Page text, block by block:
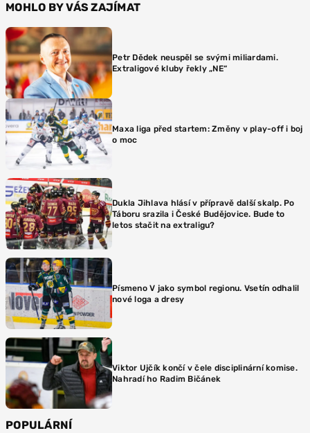
MOHLO BY VÁS ZAJÍMAT
Petr Dědek neuspěl se svými miliardami.
Extraligové kluby řekly „NE“
Maxa liga před startem: Změny v play-off i boj
o moc
Dukla Jihlava hlásí v přípravě další skalp. Po
Táboru srazila i České Budějovice. Bude to
letos stačit na extraligu?
Písmeno V jako symbol regionu. Vsetín odhalil
nové loga a dresy
Viktor Ujčík končí v čele disciplinární komise.
Nahradí ho Radim Bičánek
POPULÁRNÍ